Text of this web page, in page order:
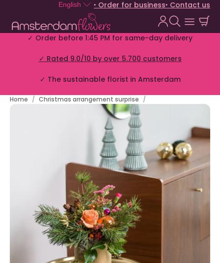
English ‣ Order for business‣ Contact us
✓ Order before 1:45 PM for same-day delivery
✓ Rated 9.0/10 by over 5.700 customers
✓ The sustainable florist in Amsterdam
Home Christmas arrangement surprise